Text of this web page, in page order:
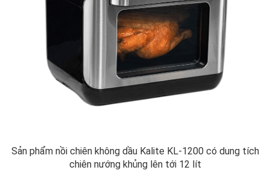
Sản phẩm nồi chiên không dầu Kalite KL-1200 có dung tích
chiên nướng khủng lên tới 12 lít